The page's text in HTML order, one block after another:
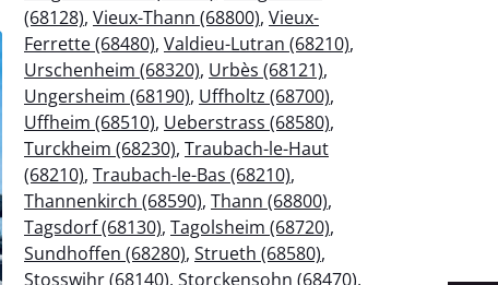
(68128), Vieux-Thann (68800), Vieux-
Ferrette (68480), Valdieu-Lutran (68210),
Urschenheim (68320), Urbès (68121),
Ungersheim (68190), Uffholtz (68700),
Uffheim (68510), Ueberstrass (68580),
Turckheim (68230), Traubach-le-Haut
(68210), Traubach-le-Bas (68210),
Thannenkirch (68590), Thann (68800),
Tagsdorf (68130), Tagolsheim (68720),
Sundhoffen (68280), Strueth (68580),
Stosswihr (68140), Storckensohn (68470),